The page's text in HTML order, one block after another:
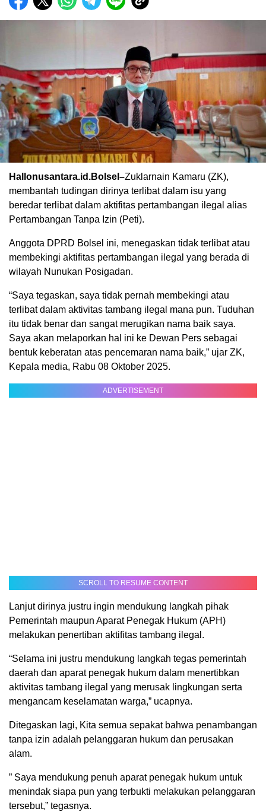
Hallonusantara.id.Bolsel–Zuklarnain Kamaru (ZK),
membantah tudingan dirinya terlibat dalam isu yang
beredar terlibat dalam aktifitas pertambangan ilegal alias
Pertambangan Tanpa Izin (Peti).
Anggota DPRD Bolsel ini, menegaskan tidak terlibat atau
membekingi aktifitas pertambangan ilegal yang berada di
wilayah Nunukan Posigadan.
“Saya tegaskan, saya tidak pernah membekingi atau
terlibat dalam aktivitas tambang ilegal mana pun. Tuduhan
itu tidak benar dan sangat merugikan nama baik saya.
Saya akan melaporkan hal ini ke Dewan Pers sebagai
bentuk keberatan atas pencemaran nama baik,” ujar ZK,
Kepala media, Rabu 08 Oktober 2025.
ADVERTISEMENT
SCROLL TO RESUME CONTENT
Lanjut dirinya justru ingin mendukung langkah pihak
Pemerintah maupun Aparat Penegak Hukum (APH)
melakukan penertiban aktifitas tambang ilegal.
“Selama ini justru mendukung langkah tegas pemerintah
daerah dan aparat penegak hukum dalam menertibkan
aktivitas tambang ilegal yang merusak lingkungan serta
mengancam keselamatan warga,” ucapnya.
Ditegaskan lagi, Kita semua sepakat bahwa penambangan
tanpa izin adalah pelanggaran hukum dan perusakan
alam.
” Saya mendukung penuh aparat penegak hukum untuk
menindak siapa pun yang terbukti melakukan pelanggaran
tersebut,” tegasnya.